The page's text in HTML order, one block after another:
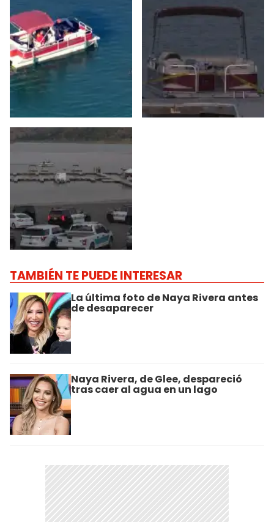
TAMBIÉN TE PUEDE INTERESAR
La última foto de Naya Rivera antes
de desaparecer
Naya Rivera, de Glee, despareció
tras caer al agua en un lago